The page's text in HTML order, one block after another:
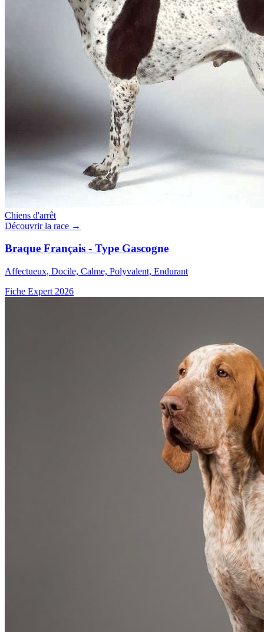
Chiens d'arrêt
Découvrir la race →
Braque Français - Type Gascogne
Affectueux, Docile, Calme, Polyvalent, Endurant
Fiche Expert 2026